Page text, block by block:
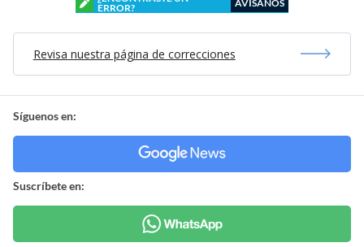
ERROR?
AVÍSANOS
Revisa nuestra página de correcciones
Síguenos en:
Suscríbete en: